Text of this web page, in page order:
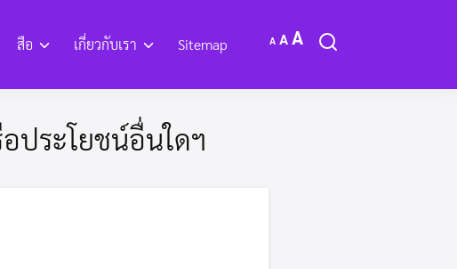
สือ เกี่ยวกับเรา Sitemap A
Decrease
font
A Reset
font
AIncrease
font
กิจกรรมการดำเนินงาน
โครงสร้างเวปไซด์ Q&A
ประโยชน์อื่นใดฯ